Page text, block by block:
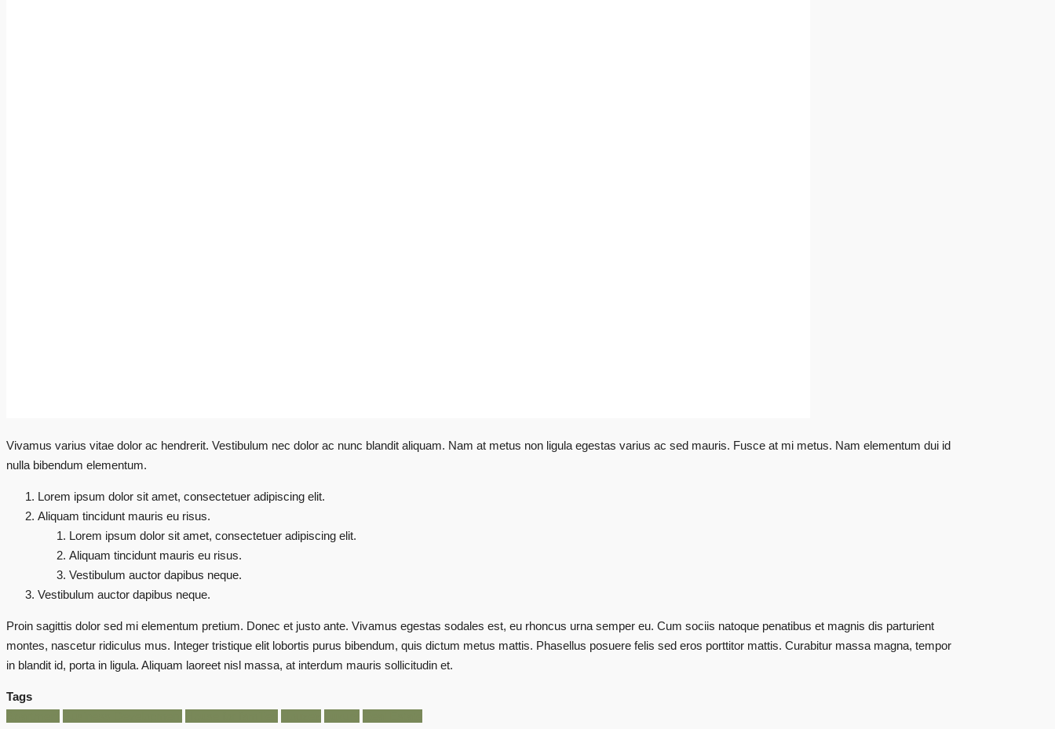
Vivamus varius vitae dolor ac hendrerit. Vestibulum nec dolor ac nunc blandit aliquam. Nam at metus non ligula egestas varius ac sed mauris. Fusce at mi metus. Nam elementum dui id
nulla bibendum elementum.
Lorem ipsum dolor sit amet, consectetuer adipiscing elit.
Aliquam tincidunt mauris eu risus.
Lorem ipsum dolor sit amet, consectetuer adipiscing elit.
Aliquam tincidunt mauris eu risus.
Vestibulum auctor dapibus neque.
Vestibulum auctor dapibus neque.
Proin sagittis dolor sed mi elementum pretium. Donec et justo ante. Vivamus egestas sodales est, eu rhoncus urna semper eu. Cum sociis natoque penatibus et magnis dis parturient
montes, nascetur ridiculus mus. Integer tristique elit lobortis purus bibendum, quis dictum metus mattis. Phasellus posuere felis sed eros porttitor mattis. Curabitur massa magna, tempor
in blandit id, porta in ligula. Aliquam laoreet nisl massa, at interdum mauris sollicitudin et.
Tags